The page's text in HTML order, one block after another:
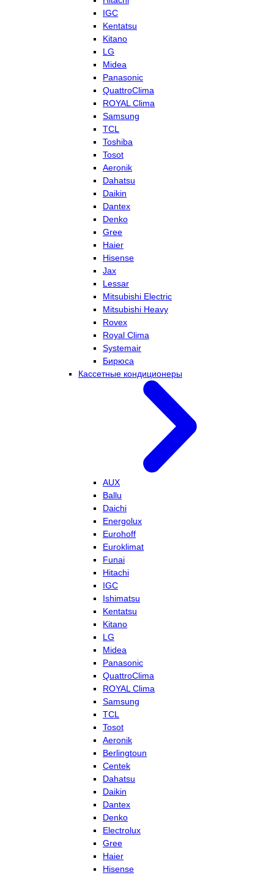
IGC
Kentatsu
Kitano
LG
Midea
Panasonic
QuattroClima
ROYAL Clima
Samsung
TCL
Toshiba
Tosot
Aeronik
Dahatsu
Daikin
Dantex
Denko
Gree
Haier
Hisense
Jax
Lessar
Mitsubishi Electric
Mitsubishi Heavy
Rovex
Royal Clima
Systemair
Бирюса
Кассетные кондиционеры
AUX
Ballu
Daichi
Energolux
Eurohoff
Euroklimat
Funai
Hitachi
IGC
Ishimatsu
Kentatsu
Kitano
LG
Midea
Panasonic
QuattroClima
ROYAL Clima
Samsung
TCL
Tosot
Aeronik
Berlingtoun
Centek
Dahatsu
Daikin
Dantex
Denko
Electrolux
Gree
Haier
Hisense